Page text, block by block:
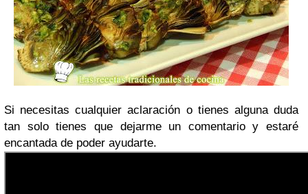
Si necesitas cualquier aclaración o tienes alguna duda
tan solo tienes que dejarme un comentario y estaré
encantada de poder ayudarte.